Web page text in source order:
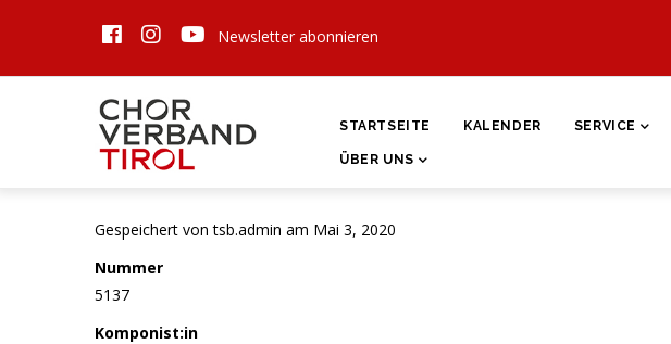
Newsletter abonnieren
HAUPTNAVIGATION
STARTSEITE KALENDER SERVICE
ÜBER UNS
Gespeichert vontsb.admin am Mai 3, 2020
Nummer
5137
Komponist:in